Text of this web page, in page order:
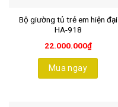
Bộ giường tủ trẻ em hiện đại
HA-918
22.000.000₫
Mua ngay